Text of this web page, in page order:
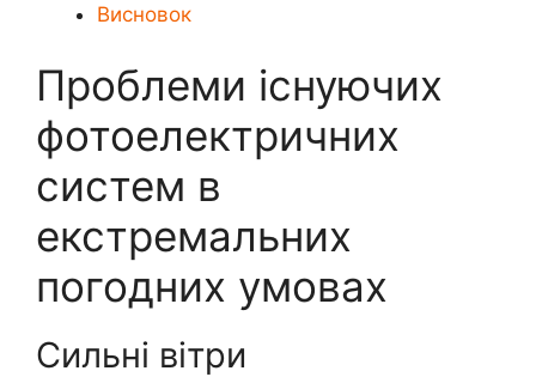
Висновок
Проблеми існуючих
фотоелектричних
систем в
екстремальних
погодних умовах
Сильні вітри